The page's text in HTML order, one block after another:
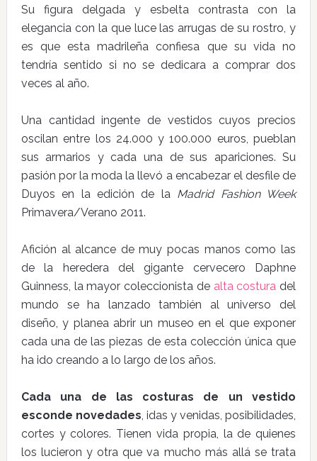
Su figura delgada y esbelta contrasta con la
elegancia con la que luce las arrugas de su rostro, y
es que esta madrileña confiesa que su vida no
tendría sentido si no se dedicara a comprar dos
veces al año.
Una cantidad ingente de vestidos cuyos precios
oscilan entre los 24.000 y 100.000 euros, pueblan
sus armarios y cada una de sus apariciones. Su
pasión por la moda la llevó a encabezar el desfile de
Duyos en la edición de la Madrid Fashion Week
Primavera/Verano 2011.
Afición al alcance de muy pocas manos como las
de la heredera del gigante cervecero Daphne
Guinness, la mayor coleccionista de alta costura del
mundo se ha lanzado también al universo del
diseño, y planea abrir un museo en el que exponer
cada una de las piezas de esta colección única que
ha ido creando a lo largo de los años.
Cada una de las costuras de un vestido
esconde novedades, idas y venidas, posibilidades,
cortes y colores. Tienen vida propia, la de quienes
los lucieron y otra que va mucho más allá se trata